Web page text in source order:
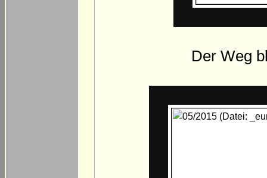
Der Weg